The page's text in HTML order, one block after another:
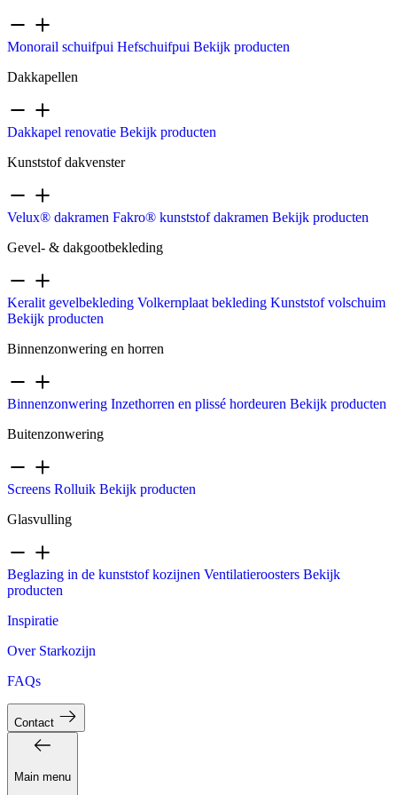
Monorail schuifpui Hefschuifpui Bekijk producten
Dakkapellen
Dakkapel renovatie Bekijk producten
Kunststof dakvenster
Velux® dakramen Fakro® kunststof dakramen Bekijk producten
Gevel- & dakgootbekleding
Keralit gevelbekleding Volkernplaat bekleding Kunststof volschuim
Bekijk producten
Binnenzonwering en horren
Binnenzonwering Inzethorren en plissé hordeuren Bekijk producten
Buitenzonwering
Screens Rolluik Bekijk producten
Glasvulling
Beglazing in de kunststof kozijnen Ventilatieroosters Bekijk
producten
Inspiratie
Over Starkozijn
FAQs
Contact
Main menu